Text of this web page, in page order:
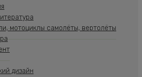
мотоциклы самолёты, вертолёты
дизайн